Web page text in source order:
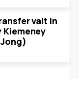
valt in
Kiemeney